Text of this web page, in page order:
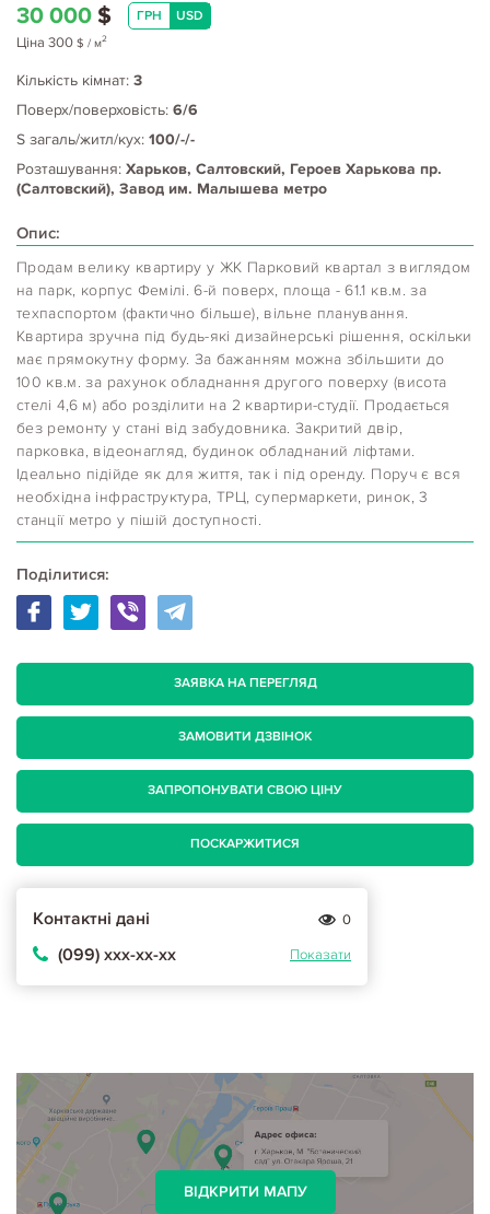
30 000 $ ГРН USD
Ціна 300 $ / м2
Кількість кімнат: 3
Поверх/поверховість: 6/6
S загаль/житл/кух: 100/-/-
Розташування: Харьков, Салтовский, Героев Харькова пр.
(Салтовский), Завод им. Малышева метро
Опис:
Продам велику квартиру у ЖК Парковий квартал з виглядом
на парк, корпус Фемілі. 6-й поверх, площа - 61.1 кв.м. за
техпаспортом (фактично більше), вільне планування.
Квартира зручна під будь-які дизайнерські рішення, оскільки
має прямокутну форму. За бажанням можна збільшити до
100 кв.м. за рахунок обладнання другого поверху (висота
стелі 4,6 м) або розділити на 2 квартири-студії. Продається
без ремонту у стані від забудовника. Закритий двір,
парковка, відеонагляд, будинок обладнаний ліфтами.
Ідеально підійде як для життя, так і під оренду. Поруч є вся
необхідна інфраструктура, ТРЦ, супермаркети, ринок, 3
станції метро у пішій доступності.
Поділитися:
ЗАЯВКА НА ПЕРЕГЛЯД
ЗАМОВИТИ ДЗВІНОК
ЗАПРОПОНУВАТИ СВОЮ ЦІНУ
ПОСКАРЖИТИСЯ
Контактні дані 0
(099) ххх-хх-хх Показати
ВІДКРИТИ МАПУ